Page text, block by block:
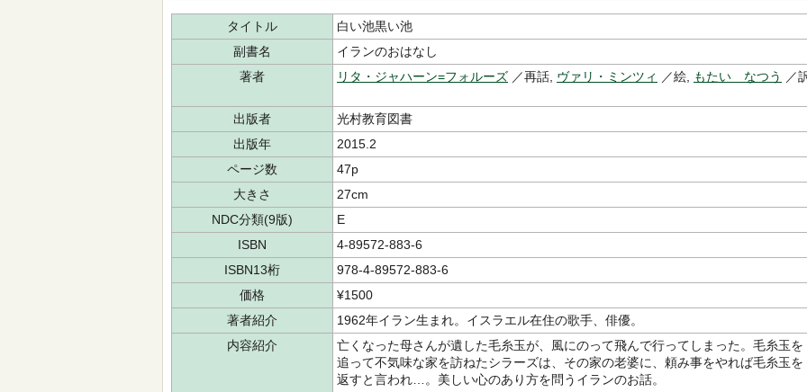
タイトル
白い池黒い池
副書名
イランのおはなし
著者
リタ・ジャハーン=フォルーズ ／再話, ヴァリ・ミンツィ ／絵, もたい なつう ／
出版者
光村教育図書
出版年
2015.2
ページ数
47p
大きさ
27cm
NDC分類(9版)
E
ISBN
4-89572-883-6
ISBN13桁
978-4-89572-883-6
価格
¥1500
著者紹介
1962年イラン生まれ。イスラエル在住の歌手、俳優。
内容紹介
亡くなった母さんが遺した毛糸玉が、風にのって飛んで行ってしまった。毛糸玉を
追って不気味な家を訪ねたシラーズは、その家の老婆に、頼み事をやれば毛糸玉を
返すと言われ…。美しい心のあり方を問うイランのお話。